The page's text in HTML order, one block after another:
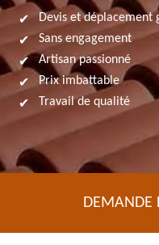
Devis et déplacement
Sans engagement
Artisan passionné
Prix imbattable
Travail de qualité
DEMANDE